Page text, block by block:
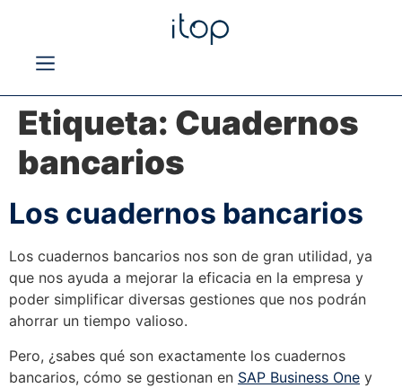
Etiqueta: Cuadernos
bancarios
Los cuadernos bancarios
Los cuadernos bancarios nos son de gran utilidad, ya
que nos ayuda a mejorar la eficacia en la empresa y
poder simplificar diversas gestiones que nos podrán
ahorrar un tiempo valioso.
Pero, ¿sabes qué son exactamente los cuadernos
bancarios, cómo se gestionan en SAP Business One y